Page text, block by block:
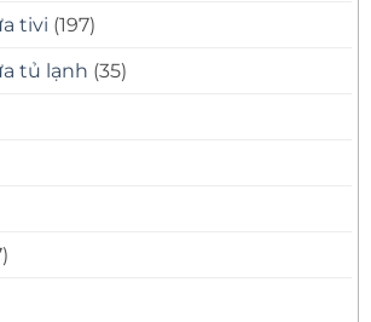
tivi (197)
tủ lạnh (35)